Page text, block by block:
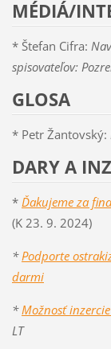
MÉDIÁ/
* Štefan Cifra:
spisovateľov:
GLOSA
* Petr Žantovský:
DARY A
* Ďakujeme za
(K 23. 9. 2024)
* Podporte
darmi
* Možnosť
LT